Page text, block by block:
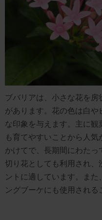
ブバリアは、小さな花を
があります。花の色は白
な印象を与えます。主に
も育てやすいことから人
かけてで、長期間にわたっ
切り花としても利用され
ントに適しています。ま
ングブーケにも使用される